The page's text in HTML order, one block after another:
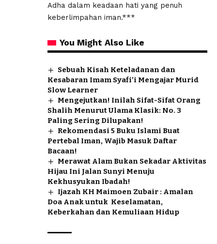
Adha dalam keadaan hati yang penuh
keberlimpahan iman.***
You Might Also Like
Sebuah Kisah Keteladanan dan
Kesabaran Imam Syafi’i Mengajar Murid
Slow Learner
Mengejutkan! Inilah Sifat-Sifat Orang
Shalih Menurut Ulama Klasik: No. 3
Paling Sering Dilupakan!
Rekomendasi 5 Buku Islami Buat
Pertebal Iman, Wajib Masuk Daftar
Bacaan!
Merawat Alam Bukan Sekadar Aktivitas
Hijau Ini Jalan Sunyi Menuju
Kekhusyukan Ibadah!
Ijazah KH Maimoen Zubair : Amalan
Doa Anak untuk Keselamatan,
Keberkahan dan Kemuliaan Hidup